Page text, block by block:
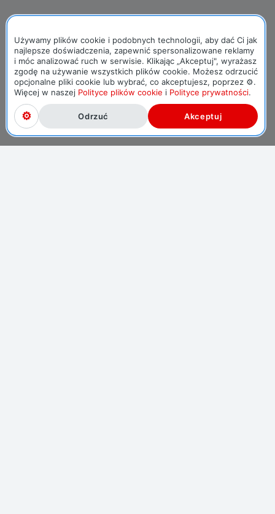
Używamy plików cookie i podobnych technologii, aby dać Ci jak
najlepsze doświadczenia, zapewnić spersonalizowane reklamy
i móc analizować ruch w serwisie. Klikając „Akceptuj", wyrażasz
zgodę na używanie wszystkich plików cookie. Możesz odrzucić
opcjonalne pliki cookie lub wybrać, co akceptujesz, poprzez ⚙.
Więcej w naszej Polityce plików cookie i Polityce prywatności.
Akceptuj
Odrzuć